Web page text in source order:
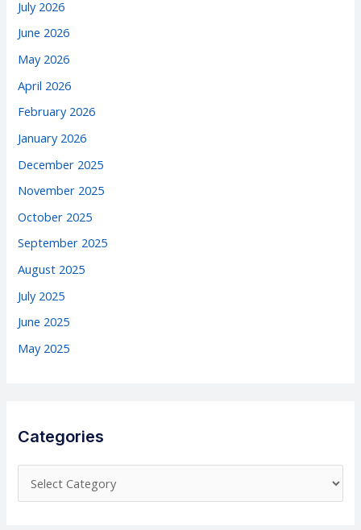
July 2026
June 2026
May 2026
April 2026
February 2026
January 2026
December 2025
November 2025
October 2025
September 2025
August 2025
July 2025
June 2025
May 2025
Categories
a